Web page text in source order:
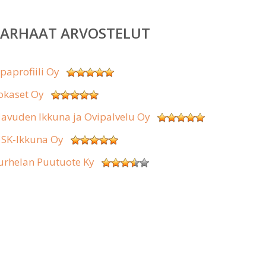
ARVOSTELUT
Oy
Oy
Ikkuna ja Ovipalvelu Oy
Ikkuna Oy
Puutuote Ky